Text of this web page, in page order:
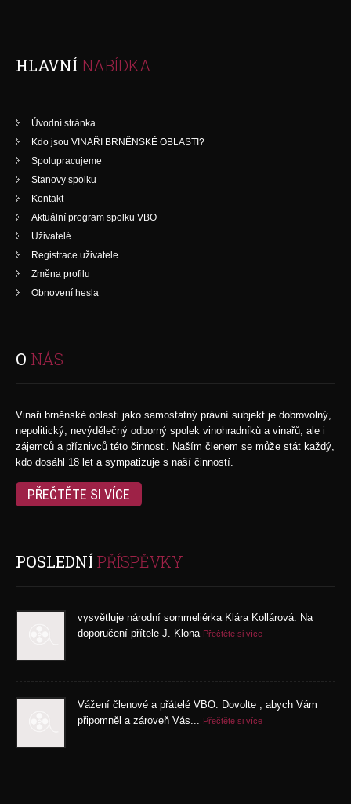
HLAVNÍ NABÍDKA
Úvodní stránka
Kdo jsou VINAŘI BRNĚNSKÉ OBLASTI?
Spolupracujeme
Stanovy spolku
Kontakt
Aktuální program spolku VBO
Uživatelé
Registrace uživatele
Změna profilu
Obnovení hesla
O NÁS
Vinaři brněnské oblasti jako samostatný právní subjekt je dobrovolný,
nepolitický, nevýdělečný odborný spolek vinohradníků a vinařů, ale i
zájemců a příznivců této činnosti. Naším členem se může stát každý,
kdo dosáhl 18 let a sympatizuje s naší činností.
PŘEČTĚTE SI VÍCE
POSLEDNÍ PŘÍSPĚVKY
vysvětluje národní sommeliérka Klára Kollárová. Na
doporučení přítele J. Klona Přečtěte si více
Vážení členové a přátelé VBO. Dovolte , abych Vám
připomněl a zároveň Vás...
Přečtěte si více